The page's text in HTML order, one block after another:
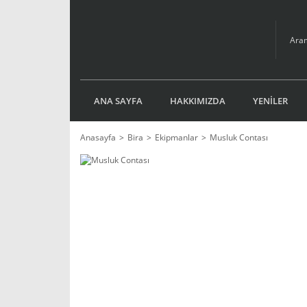
ANA SAYFA HAKKIMIZDA YENİLER
Anasayfa Bira Ekipmanlar
Musluk Contası